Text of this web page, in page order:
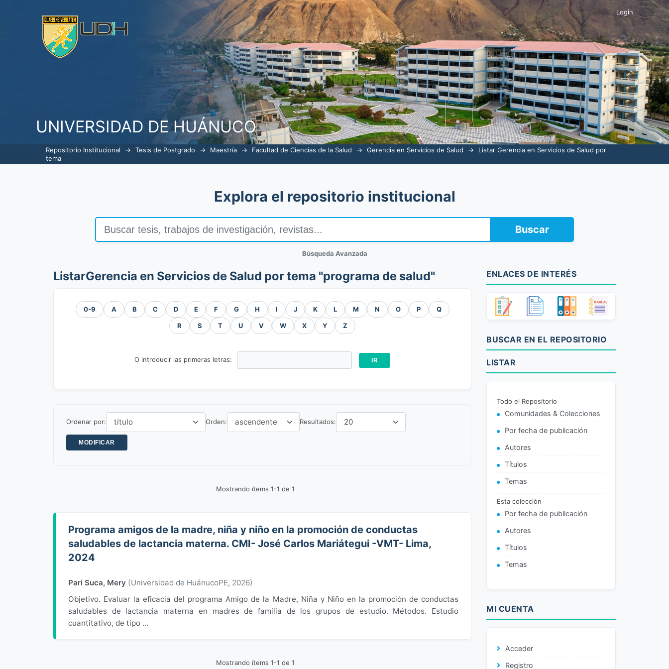
UNIVERSIDAD DE HUÁNUCO
ListarGerencia en Servicios de Salud por tema "programa de salud" Login
Repositorio Institucional → Tesis de Postgrado → Maestría → Facultad de Ciencias de la Salud → Gerencia en Servicios de Salud →
Listar Gerencia en Servicios de Salud por
tema
Explora el repositorio institucional
Buscar
Búsqueda Avanzada
ListarGerencia en Servicios de Salud por tema "programa de salud"
0-9 A B C D E F G H I J K L M N O P Q
R S T U V W X Y Z
O introducir las primeras letras:
Ordenar por: Orden: Resultados:
Mostrando ítems 1-1 de 1
Programa amigos de la madre, niña y niño en la promoción de conductas
saludables de lactancia materna. CMI- José Carlos Mariátegui -VMT- Lima,
2024
Pari Suca, Mery (Universidad de HuánucoPE, 2026)
Objetivo. Evaluar la eficacia del programa Amigo de la Madre, Niña y Niño en la promoción de conductas
saludables de lactancia materna en madres de familia de los grupos de estudio. Métodos. Estudio
cuantitativo, de tipo ...
Mostrando ítems 1-1 de 1
ENLACES DE INTERÉS
BUSCAR EN EL REPOSITORIO
LISTAR
Todo el Repositorio
Comunidades & Colecciones
Por fecha de publicación
Autores
Títulos
Temas
Esta colección
Por fecha de publicación
Autores
Títulos
Temas
MI CUENTA
Acceder
Registro